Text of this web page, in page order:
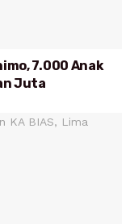
7.000 Anak
Juta